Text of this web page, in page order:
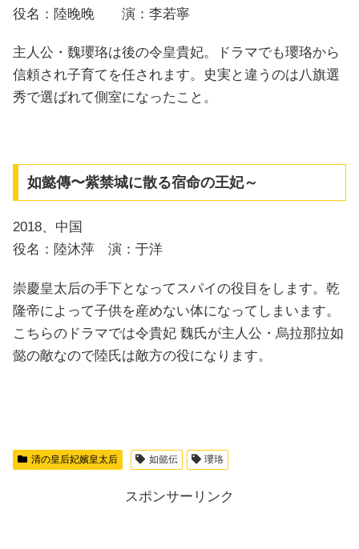
役名：陸晚晚 演：李若寧
主人公・魏瓔珞は後の令皇貴妃。ドラマでも瓔珞から
信頼され子育てを任されます。史実と違うのは八旗選
秀で選ばれて側室になったこと。
如懿傳〜紫禁城に散る宿命の王妃～
2018、中国
役名：陸沐萍 演：于洋
崇慶皇太后の手下となってスパイの役目をします。乾
隆帝によって子供を産めない体になってしまいます。
こちらのドラマでは令貴妃 魏氏が主人公・烏拉那拉如
懿の敵なので陸氏は敵方の役になります。
清の皇后妃嬪皇太后 如懿伝 瓔珞
スポンサーリンク